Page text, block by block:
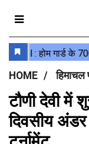
HOME हिमाचल
टौणी देवी में
दिवसीय